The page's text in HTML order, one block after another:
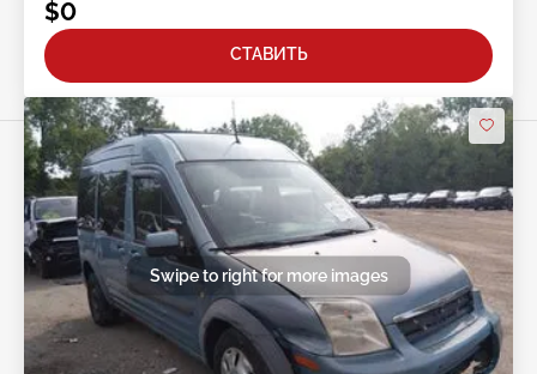
$0
СТАВИТЬ
Swipe to right for more images